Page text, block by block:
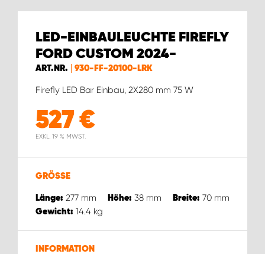
LED-EINBAULEUCHTE FIREFLY
FORD CUSTOM 2024-
ART.NR. 930-FF-20100-LRK
Firefly LED Bar Einbau, 2X280 mm 75 W
527€
EXKL. 19 % MWST.
GRÖSSE
Länge: 277 mm Höhe: 38 mm Breite: 70 mm
Gewicht: 14.4 kg
INFORMATION
WORK SYSTEM MAGDEBURG
WORK SYSTEM MÜNCHEN
WORK SYSTEM OSNABRÜCK